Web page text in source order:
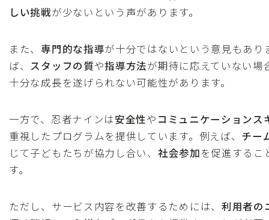
しい挑戦が少ないという声があります。
また、専門的な指導が十分ではないという意見もあり
ば、 スタッフの質や指導方法が期待に応えていない場
十分な成長を遂げられない可能性があります。
一方で、忍者ナインは安全性や コミュニケーションス
重視したプログラムを提供しています。例えば、 チー
じて子どもたちが協力し合い、 社会参加を促進するこ
す。
ただし、サービス内容を改善するためには、 利用者の